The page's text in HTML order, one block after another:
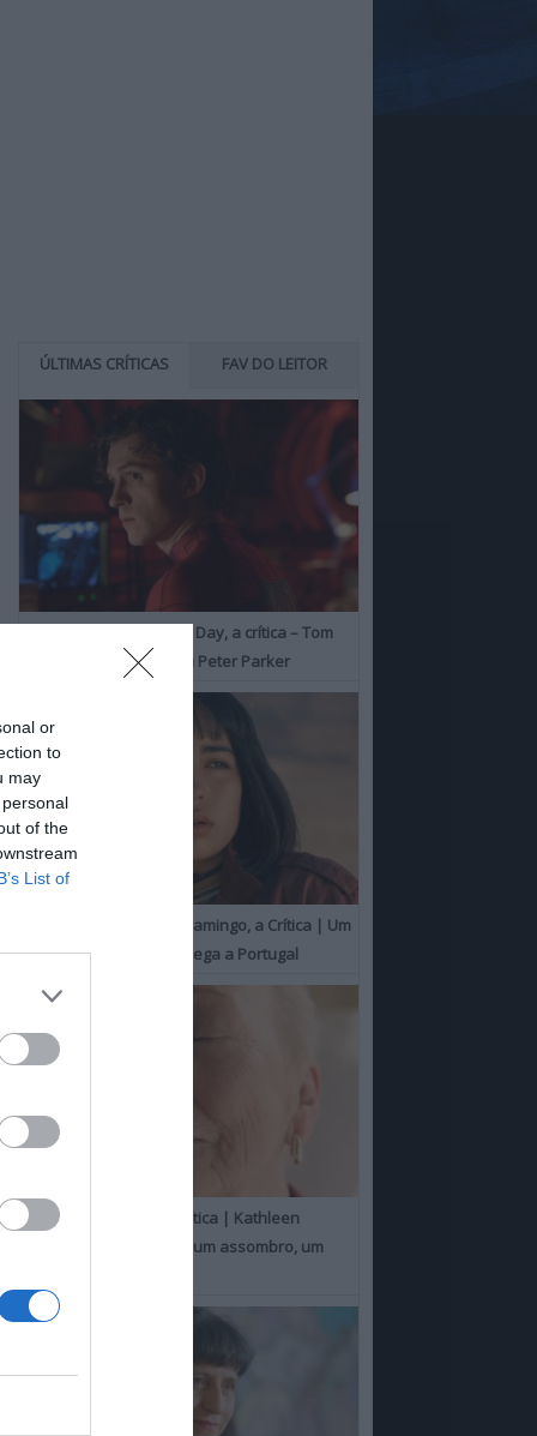
or
to
may
of the
List of
ÚLTIMAS CRÍTICAS FAV DO LEITOR
Spider-Man: Brand New Day, a crítica – Tom
Holland consolida o seu Peter Parker
O Misterioso Olhar do Flamingo, a Crítica | Um
Campeão de Cannes chega a Portugal
Um Toque Familiar, a Crítica | Kathleen
Chalfant é um espanto, um assombro, um